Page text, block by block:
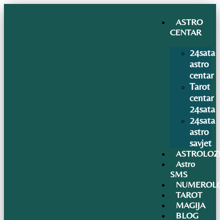
ASTRO
CENTAR
24sata
astro
centar
Tarot
centar
24sata
24sata
astro
savjet
Astro
SMS
TAROT
MAGIJA
BLOG